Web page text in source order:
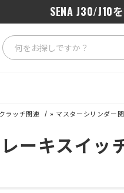
SENA J30/
ラッチ関連 » マスターシリンダー
ーキスイッ